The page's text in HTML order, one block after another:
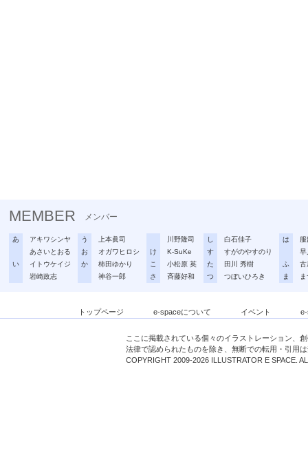
MEMBER メンバー
あ
アキワシンヤ
あさいとおる
い
イトウケイジ
岩崎政志
う
上本眞司
お
オガワヒロシ
か
柿田ゆかり
神谷一郎
川野隆司
け
K-SuKe
こ
小松原 英
さ
斉藤好和
し
白石佳子
す
すがのやすのり
た
田川 秀樹
つ
つぼいひろき
は
早
ふ
古
ま
トップページ e-spaceについて イベント
ここに掲載されている個々のイラストレーション、
法律で認められたものを除き、無断での転用・引用
COPYRIGHT 2009-2026 ILLUSTRATOR E SPACE.